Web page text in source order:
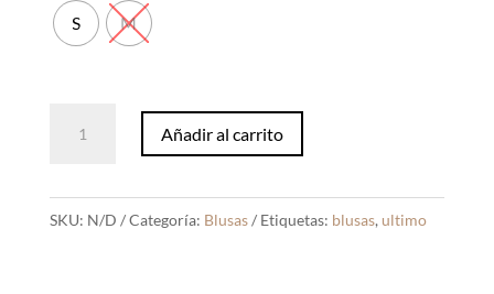
S M
Vichy
Añadir al carrito
SKU: N/D Categoría: Blusas Etiquetas: blusas, ultimo